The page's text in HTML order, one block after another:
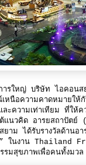
รใหญ่ บริษัท ไอคอนส
เหนือความคาดหมาย
ละความเท่าเทียม ที่ใ
ต้แนวคิด อารยสถาปั
าม ได้รับรางวัลด้าน
ล” ในงาน Thailand
รมสุขภาพเพื่อคนทั้งม